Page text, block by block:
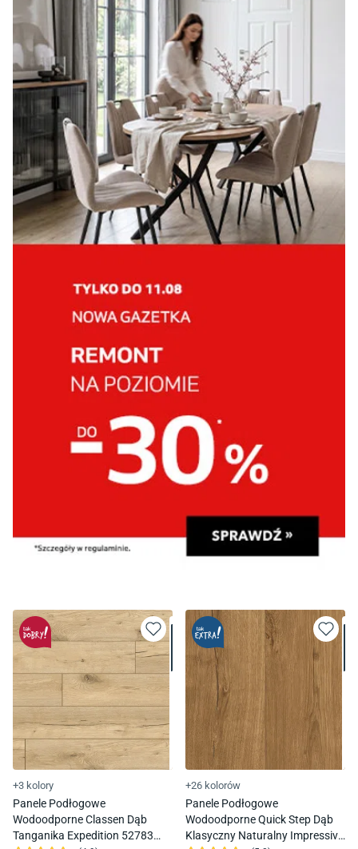
+3 kolory
Panele Podłogowe
Wodoodporne Classen Dąb
Tanganika Expedition 52783
+26 kolorów
Panele Podłogowe
Wodoodporne Quick Step Dąb
Klasyczny Naturalny Impressive